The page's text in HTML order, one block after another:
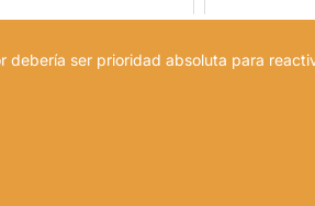
debería ser prioridad absoluta para